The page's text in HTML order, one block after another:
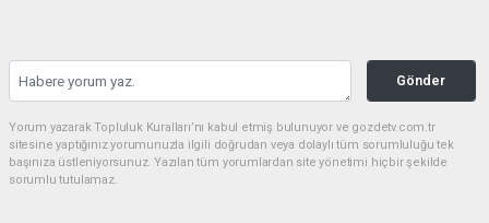
Gönder
Yorum yazarak Topluluk Kuralları’nı kabul etmiş bulunuyor ve gozdetv.com.tr
sitesine yaptığınız yorumunuzla ilgili doğrudan veya dolaylı tüm sorumluluğu tek
başınıza üstleniyorsunuz. Yazılan tüm yorumlardan site yönetimi hiçbir şekilde
sorumlu tutulamaz.